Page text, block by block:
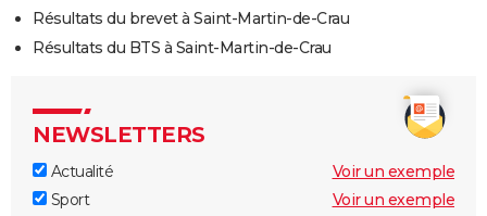
Résultats du brevet à Saint-Martin-de-Crau
Résultats du BTS à Saint-Martin-de-Crau
NEWSLETTERS
Actualité
Voir un exemple
Sport
Voir un exemple